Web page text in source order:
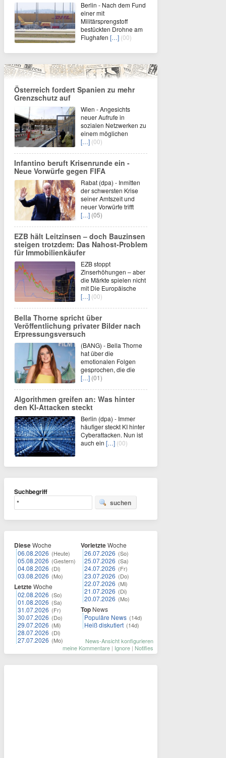
Berlin - Nach dem Fund
einer mit
Militärsprengstoff
bestückten Drohne am
Flughafen […] (00)
Österreich fordert Spanien zu mehr
Grenzschutz auf
Wien - Angesichts
neuer Aufrufe in
sozialen Netzwerken zu
einem möglichen
[…] (00)
Infantino beruft Krisenrunde ein -
Neue Vorwürfe gegen FIFA
Rabat (dpa) - Inmitten
der schwersten Krise
seiner Amtszeit und
neuer Vorwürfe trifft
[…] (05)
EZB hält Leitzinsen – doch Bauzinsen
steigen trotzdem: Das Nahost-Problem
für Immobilienkäufer
EZB stoppt
Zinserhöhungen – aber
die Märkte spielen nicht
mit Die Europäische
[…] (00)
Bella Thorne spricht über
Veröffentlichung privater Bilder nach
Erpressungsversuch
(BANG) - Bella Thorne
hat über die
emotionalen Folgen
gesprochen, die die
[…] (01)
Algorithmen greifen an: Was hinter
den KI-Attacken steckt
Berlin (dpa) - Immer
häufiger steckt KI hinter
Cyberattacken. Nun ist
auch ein […] (00)
Suchbegriff
suchen
DieseWoche
06.08.2026 (Heute)
05.08.2026 (Gestern)
04.08.2026 (Di)
03.08.2026 (Mo)
LetzteWoche
02.08.2026 (So)
01.08.2026 (Sa)
31.07.2026 (Fr)
30.07.2026 (Do)
29.07.2026 (Mi)
28.07.2026 (Di)
27.07.2026 (Mo)
VorletzteWoche
26.07.2026 (So)
25.07.2026 (Sa)
24.07.2026 (Fr)
23.07.2026 (Do)
22.07.2026 (Mi)
21.07.2026 (Di)
20.07.2026 (Mo)
Top News
Populäre News (14d)
Heiß diskutiert (14d)
News-Ansicht konfigurieren
meine Kommentare | Ignore | Notifies